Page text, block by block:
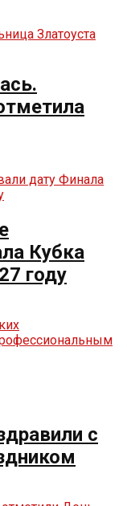
Кубка
году
с